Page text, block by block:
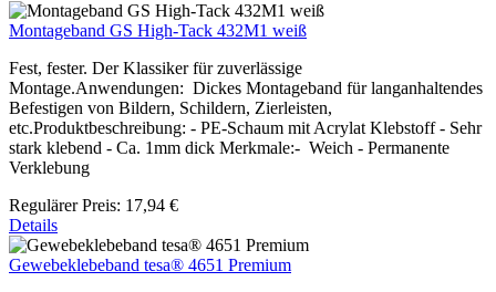
Montageband GS High-Tack 432M1 weiß
Fest, fester. Der Klassiker für zuverlässige
Montage.Anwendungen: Dickes Montageband für langanhaltendes
Befestigen von Bildern, Schildern, Zierleisten,
etc.Produktbeschreibung: - PE-Schaum mit Acrylat Klebstoff - Sehr
stark klebend - Ca. 1mm dick Merkmale:- Weich - Permanente
Verklebung
Regulärer Preis: 17,94 €
Details
Gewebeklebeband tesa® 4651 Premium